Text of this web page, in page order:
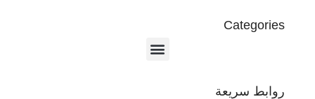
Categories
روابط سريعة